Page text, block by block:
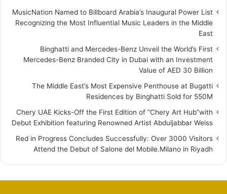
MusicNation Named to Billboard Arabia’s Inaugural Power List
Recognizing the Most Influential Music Leaders in the Middle
East
Binghatti and Mercedes-Benz Unveil the World’s First
Mercedes-Benz Branded City in Dubai with an Investment
Value of AED 30 Billion
The Middle East’s Most Expensive Penthouse at Bugatti
Residences by Binghatti Sold for 550M
Chery UAE Kicks-Off the First Edition of “Chery Art Hub”with
Debut Exhibition featuring Renowned Artist Abduljabbar Weiss
Red in Progress Concludes Successfully: Over 3000 Visitors
Attend the Debut of Salone del Mobile.Milano in Riyadh